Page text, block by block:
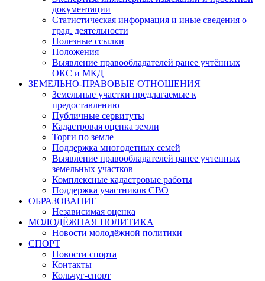
документации
Статистическая информация и иные сведения о
град. деятельности
Полезные ссылки
Положения
Выявление правообладателей ранее учтённых
ОКС и МКД
ЗЕМЕЛЬНО-ПРАВОВЫЕ ОТНОШЕНИЯ
Земельные участки предлагаемые к
предоставлению
Публичные сервитуты
Кадастровая оценка земли
Торги по земле
Поддержка многодетных семей
Выявление правообладателей ранее учтенных
земельных участков
Комплексные кадастровые работы
Поддержка участников СВО
ОБРАЗОВАНИЕ
Независимая оценка
МОЛОДЁЖНАЯ ПОЛИТИКА
Новости молодёжной политики
СПОРТ
Новости спорта
Контакты
Кольчуг-спорт